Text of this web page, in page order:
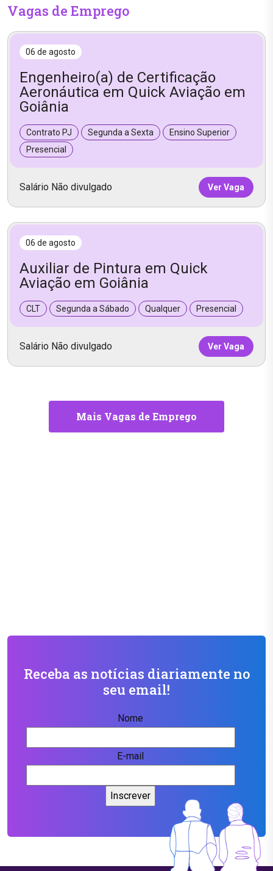
Vagas de Emprego
06 de agosto
Engenheiro(a) de Certificação
Aeronáutica em Quick Aviação em
Goiânia
Contrato PJ Segunda a Sexta
Ensino Superior
Presencial
Salário Não divulgado Ver Vaga
06 de agosto
Auxiliar de Pintura em Quick
Aviação em Goiânia
CLT Segunda a Sábado Qualquer Presencial
Salário Não divulgado Ver Vaga
Mais Vagas de Emprego
Receba as notícias diariamente no
seu email!
Nome
E-mail